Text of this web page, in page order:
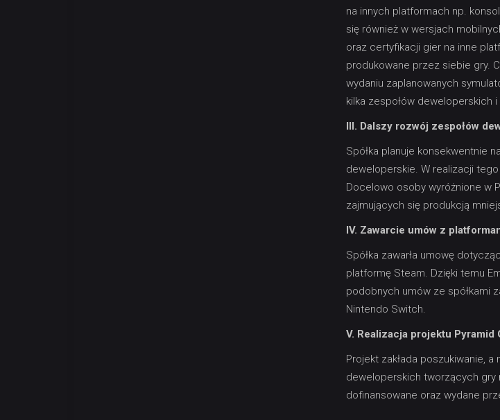
na innych platformach np.
się również w wersjach
oraz certyfikacji gier na inne
produkowane przez siebie gry.
wydaniu zaplanowanych
kilka zespołów deweloperskich
III. Dalszy rozwój zespołów
Spółka planuje konsekwentnie
deweloperskie. W realizacji
Docelowo osoby wyróżnione w
zajmujących się produkcją
IV. Zawarcie umów z
Spółka zawarła umowę
platformę Steam. Dzięki temu
podobnych umów ze spółkami
Nintendo Switch.
V. Realizacja projektu Pyramid
Projekt zakłada poszukiwanie,
deweloperskich tworzących gry
dofinansowane oraz wydane